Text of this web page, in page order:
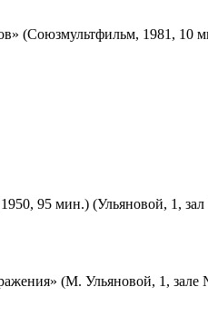
(Союзмультфильм, 1981, 10
95 мин.) (Ульяновой, 1,
(М. Ульяновой, 1, зале